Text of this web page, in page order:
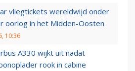
vliegtickets wereldwijd onder
oorlog in het Midden-Oosten
10:36
A330 wijkt uit nadat
rook in cabine